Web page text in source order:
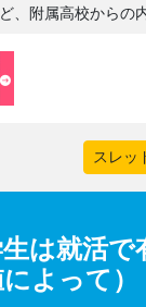
、附属高校からの
スレッ
は就活で
よって）